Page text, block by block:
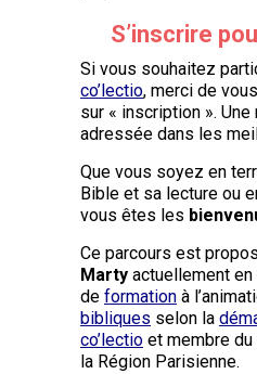
S’inscrire
Si vous souhaitez
co’lectio, merci de
sur « inscription ».
adressée dans les
Que vous soyez en
Bible et sa lecture ou
vous êtes les
Ce parcours est
Marty actuellement en
de formation à
bibliques selon la
co’lectio et membre
la Région Parisienne.